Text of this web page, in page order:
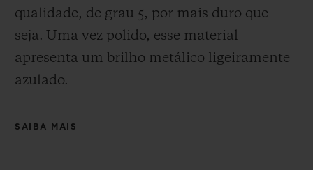
qualidade, de grau 5, por mais duro que
seja. Uma vez polido, esse material
apresenta um brilho metálico ligeiramente
azulado.
SAIBA MAIS